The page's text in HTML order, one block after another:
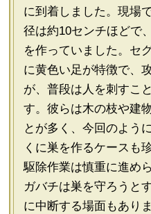
に到着しました。現場
径は約10センチほどで
を作っていました。セ
に黄色い足が特徴で、
が、普段は人を刺すこ
す。彼らは木の枝や建
とが多く、今回のよう
くに巣を作るケースも
駆除作業は慎重に進め
ガバチは巣を守ろうと
に中断する場面もあり